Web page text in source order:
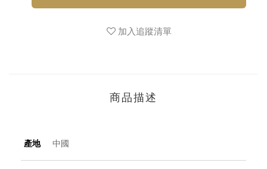
加入追蹤清單
商品描述
產地 中國